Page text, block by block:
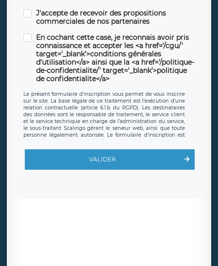
J'accepte de recevoir des propositions
commerciales de nos partenaires
En cochant cette case, je reconnais avoir pris
connaissance et accepter les <a href='/cgu/'
target='_blank'>conditions générales
d'utilisation</a> ainsi que la <a href='/politique-
de-confidentialite/' target='_blank'>politique
de confidentialite</a>
Le présent formulaire d’inscription vous permet de vous inscrire
sur le site. La base légale de ce traitement est l’exécution d’une
relation contractuelle (article 6.1.b du RGPD). Les destinataires
des données sont le responsable de traitement, le service client
et le service technique en charge de l’administration du service,
le sous-traitant Scalingo gérant le serveur web, ainsi que toute
personne légalement autorisée. Le formulaire d’inscription est
offrant desclauses de protection conformes au RGPD. Les
en sollicite la suppression, étant entendu que vous pouvez
demander la suppression de vos données et retirer votre
VALIDER